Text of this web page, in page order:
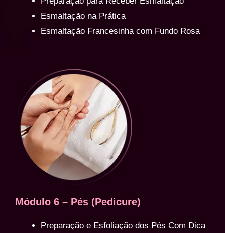
Esmaltação na Prática
Esmaltação Francesinha com Fundo Rosa
Módulo 6 – Pés (Pedicure)
Preparação e Esfoliação dos Pés Com Dica